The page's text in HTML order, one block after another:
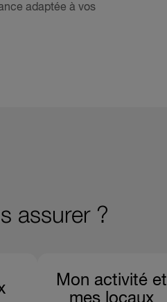
adaptée à vos
assurer ?
Mon activité et
mes locaux